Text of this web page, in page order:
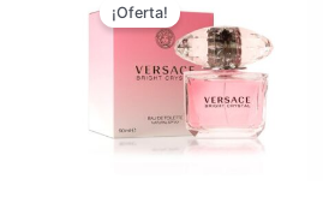
¡Oferta!
precio
original
era:
$ 210.000.
actual
es:
$